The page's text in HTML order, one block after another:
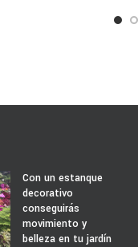
Con un estanque
decorativo
conseguirás
movimiento y
belleza en tu jardín